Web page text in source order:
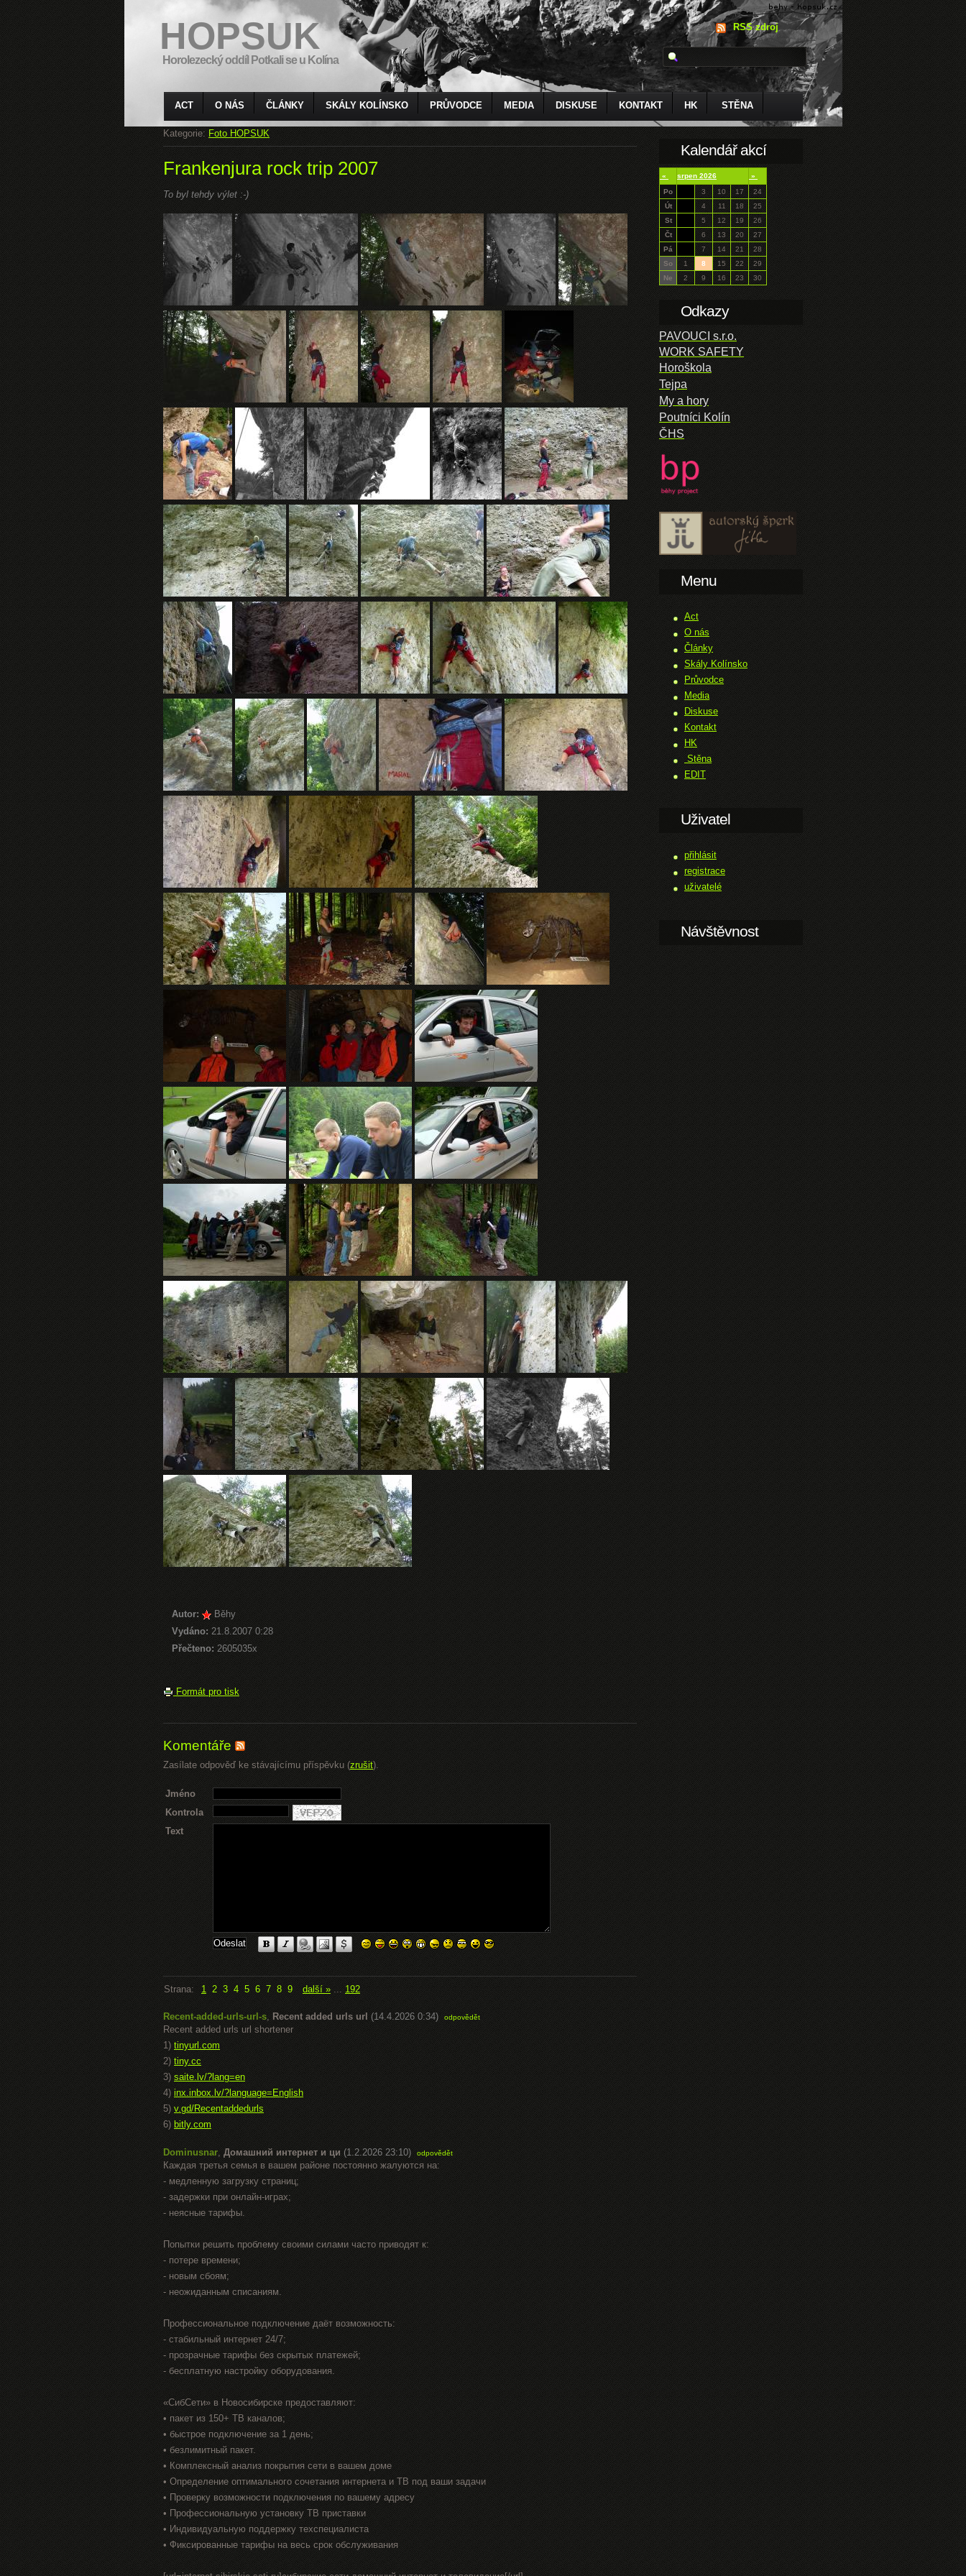
HOPSUK
Horolezecký oddíl Potkali se u Kolína
RSS zdroj
ACT O NÁS ČLÁNKY SKÁLY KOLÍNSKO PRŮVODCE MEDIA DISKUSE KONTAKT HK STĚNA
Kategorie: Foto HOPSUK
Frankenjura rock trip 2007
To byl tehdy výlet :-)
Autor:
Běhy
Vydáno: 21.8.2007 0:28
Přečteno: 2605035x
Formát pro tisk
Komentáře
Zasílate odpověď ke stávajícímu příspěvku (zrušit).
Jméno
Kontrola
Text
Strana: 1 2 3 4 5 6 7 8 9 další » ... 192
Recent-added-urls-url-s, Recent added urls url (14.4.2026 0:34) odpovědět
Recent added urls url shortener
1) tinyurl.com
2) tiny.cc
3) saite.lv/?lang=en
4) inx.inbox.lv/?language=English
5) v.gd/Recentaddedurls
6) bitly.com
Dominusnar, Домашний интернет и ци (1.2.2026 23:10) odpovědět
Каждая третья семья в вашем районе постоянно жалуются на:
- медленную загрузку страниц;
- задержки при онлайн-играх;
- неясные тарифы.
Попытки решить проблему своими силами часто приводят к:
- потере времени;
- новым сбоям;
- неожиданным списаниям.
Профессиональное подключение даёт возможность:
- стабильный интернет 24/7;
- прозрачные тарифы без скрытых платежей;
- бесплатную настройку оборудования.
«СибСети» в Новосибирске предоставляют:
• пакет из 150+ ТВ каналов;
• быстрое подключение за 1 день;
• безлимитный пакет.
• Комплексный анализ покрытия сети в вашем доме
• Определение оптимального сочетания интернета и ТВ под ваши задачи
• Проверку возможности подключения по вашему адресу
• Профессиональную установку ТВ приставки
• Индивидуальную поддержку техспециалиста
• Фиксированные тарифы на весь срок обслуживания
Kalendář akcí
« srpen 2026
»
Po
3 10 17
24
Út
4 11 18
25
St
5 12 19
26
Čt
6 13 20
27
Pá
7 14 21
28
So
1 8 15 22
29
Ne
2 9 16 23 30
Odkazy
PAVOUCI s.r.o.
WORK SAFETY
Horoškola
Tejpa
My a hory
Poutníci Kolín
ČHS
Menu
Act
O nás
Články
Skály Kolínsko
Průvodce
Media
Diskuse
Kontakt
HK
Stěna
EDIT
Uživatel
přihlásit
registrace
uživatelé
Návštěvnost